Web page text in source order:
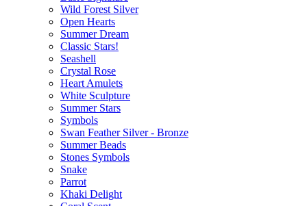
Wild Forest Silver
Open Hearts
Summer Dream
Classic Stars!
Seashell
Crystal Rose
Heart Amulets
White Sculpture
Summer Stars
Symbols
Swan Feather Silver - Bronze
Summer Beads
Stones Symbols
Snake
Parrot
Khaki Delight